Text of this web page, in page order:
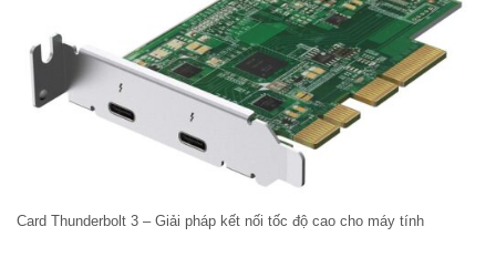
Card Thunderbolt 3 – Giải pháp kết nối tốc độ cao cho máy tính